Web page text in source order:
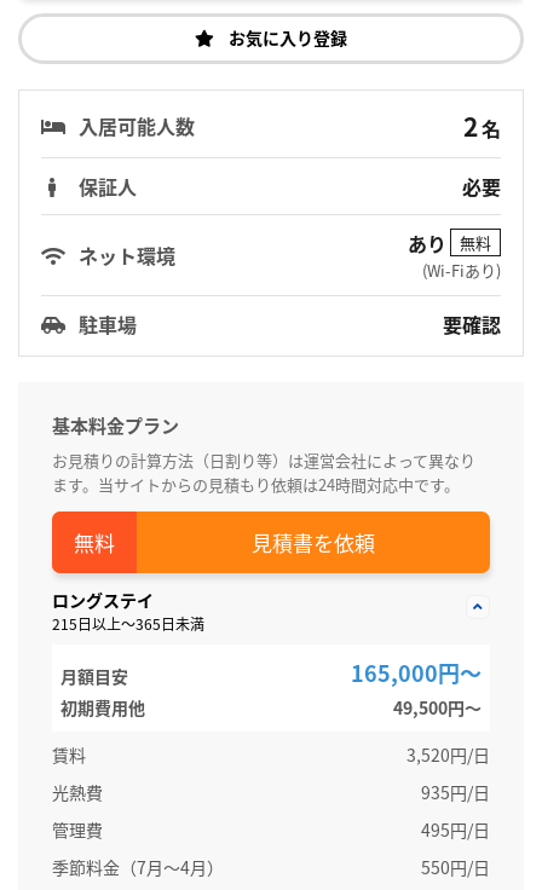
お気に入り登録
入居可能人数 2名
保証人
必要
ネット環境 あり
無料
(Wi-Fiあり)
駐車場 要確認
基本料金プラン
お見積りの計算方法（日割り等）は運営会社によって異なり
ます。当サイトからの見積もり依頼は24時間対応中です。
見積書を依頼
ロングステイ
215日以上～365日未満
月額目安 165,000円～
初期費用他
49,500円〜
賃料
3,520円/日
光熱費
935円/日
管理費
495円/日
季節料金（7月～4月）
550円/日